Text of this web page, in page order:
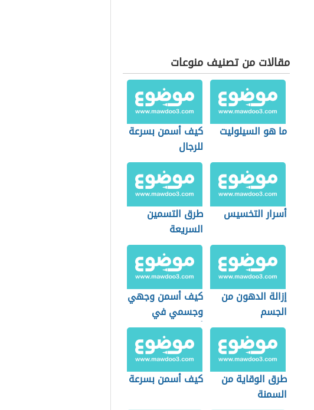
مقالات من تصنيف منوعات
ما هو السيلوليت
كيف أسمن بسرعة
للرجال
أسرار التخسيس
طرق التسمين
السريعة
إزالة الدهون من
الجسم
كيف أسمن وجهي
وجسمي في
أسبوع
طرق الوقاية من
السمنة
كيف أسمن بسرعة